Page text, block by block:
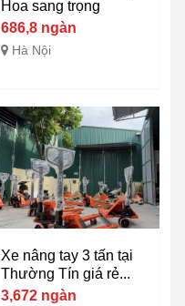
Hoa sang trọng
686,8 ngàn
Hà Nội
Xe nâng tay 3 tấn tại
Thường Tín giá rẻ...
3,672 ngàn